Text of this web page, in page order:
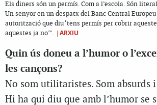
Els diners són un permís. Com a l’escola. Són
Un senyor en un despatx del Banc Central
autorització que diu ‘tens permís per cobrir
aquestes ja no'”. |ARXIU
Quin ús doneu a l’humor o
les cançons?
No som utilitaristes. Som absurds
Hi ha qui diu que amb l’humor se